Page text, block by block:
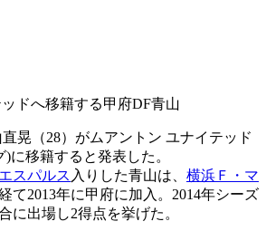
ドへ移籍する甲府DF青山
晃（28）がムアントン ユナイテッド
に移籍すると発表した。
スパルス 入りした青山は、 横浜Ｆ・マ
て2013年に甲府に加入。2014年シーズ
に出場し2得点を挙げた。